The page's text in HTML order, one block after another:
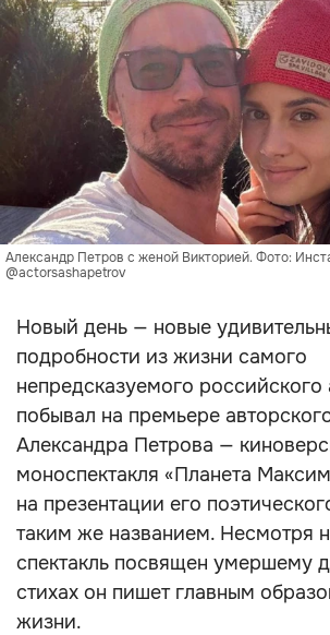
Александр Петров с женой Викторией. Фото:
@actorsashapetrov
Новый день — новые
подробности из жизни самого
непредсказуемого российского
побывал на премьере
Александра Петрова —
моноспектакля «Планета
на презентации его
таким же названием. Несмотря
спектакль посвящен умершему
стихах он пишет главным
жизни.